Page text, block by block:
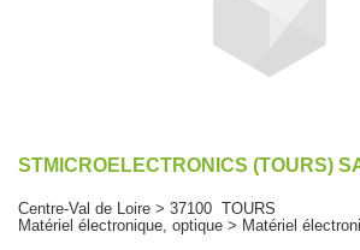
STMICROELECTRONICS (TOURS)
Centre-Val de Loire > 37100 TOURS
Matériel électronique, optique > Matériel